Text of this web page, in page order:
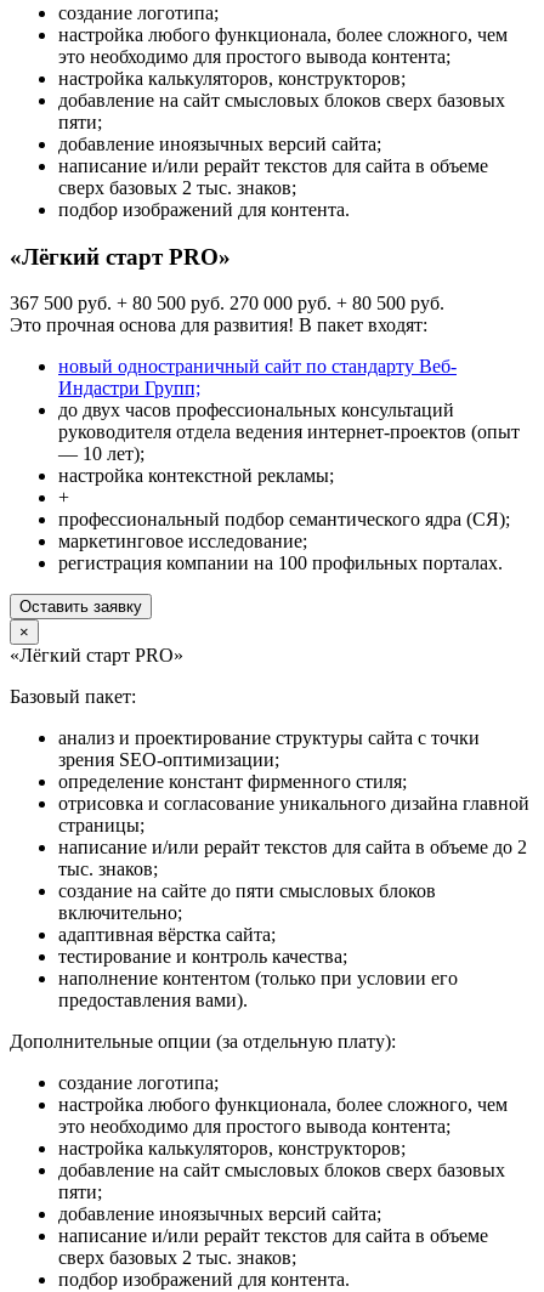
создание логотипа;
настройка любого функционала, более сложного, чем
это необходимо для простого вывода контента;
настройка калькуляторов, конструкторов;
добавление на сайт смысловых блоков сверх базовых
пяти;
добавление иноязычных версий сайта;
написание и/или рерайт текстов для сайта в объеме
сверх базовых 2 тыс. знаков;
подбор изображений для контента.
«Лёгкий старт PRO»
367 500 руб. + 80 500 руб. 270 000 руб. + 80 500 руб.
Это прочная основа для развития! В пакет входят:
новый одностраничный сайт по стандарту Веб-
Индастри Групп;
до двух часов профессиональных консультаций
руководителя отдела ведения интернет-проектов (опыт
— 10 лет);
настройка контекстной рекламы;
+
профессиональный подбор семантического ядра (СЯ);
маркетинговое исследование;
регистрация компании на 100 профильных порталах.
Оставить заявку
×
«Лёгкий старт PRO»
Базовый пакет:
анализ и проектирование структуры сайта с точки
зрения SEO-оптимизации;
определение констант фирменного стиля;
отрисовка и согласование уникального дизайна главной
страницы;
написание и/или рерайт текстов для сайта в объеме до 2
тыс. знаков;
создание на сайте до пяти смысловых блоков
включительно;
адаптивная вёрстка сайта;
тестирование и контроль качества;
наполнение контентом (только при условии его
предоставления вами).
Дополнительные опции (за отдельную плату):
создание логотипа;
настройка любого функционала, более сложного, чем
это необходимо для простого вывода контента;
настройка калькуляторов, конструкторов;
добавление на сайт смысловых блоков сверх базовых
пяти;
добавление иноязычных версий сайта;
написание и/или рерайт текстов для сайта в объеме
сверх базовых 2 тыс. знаков;
подбор изображений для контента.